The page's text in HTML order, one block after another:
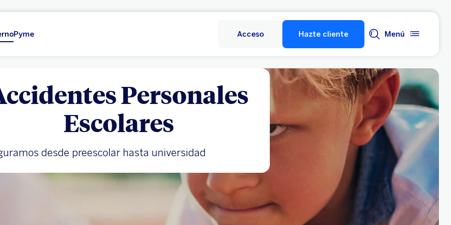
Pyme Acceso Hazte cliente Menú
Personales
Escolares
desde preescolar hasta universidad